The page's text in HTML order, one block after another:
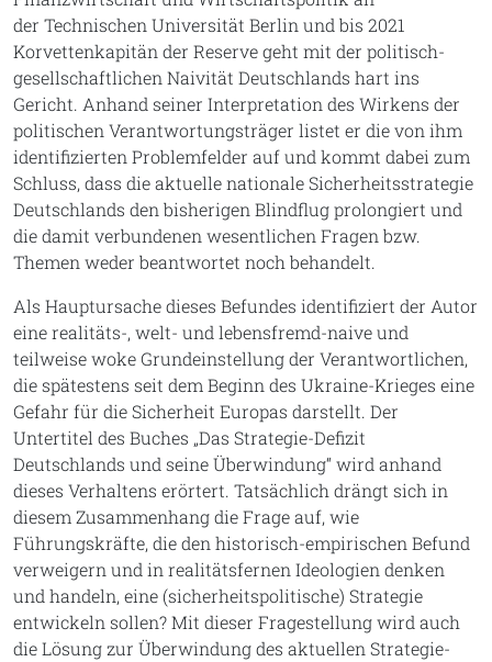
der Technischen Universität Berlin und bis 2021
Korvettenkapitän der Reserve geht mit der politisch-
gesellschaftlichen Naivität Deutschlands hart ins
Gericht. Anhand seiner Interpretation des Wirkens der
politischen Verantwortungsträger listet er die von ihm
identifizierten Problemfelder auf und kommt dabei zum
Schluss, dass die aktuelle nationale Sicherheitsstrategie
Deutschlands den bisherigen Blindflug prolongiert und
die damit verbundenen wesentlichen Fragen bzw.
Themen weder beantwortet noch behandelt.
Als Hauptursache dieses Befundes identifiziert der Autor
eine realitäts-, welt- und lebensfremd-naive und
teilweise woke Grundeinstellung der Verantwortlichen,
die spätestens seit dem Beginn des Ukraine-Krieges eine
Gefahr für die Sicherheit Europas darstellt. Der
Untertitel des Buches „Das Strategie-Defizit
Deutschlands und seine Überwindung“ wird anhand
dieses Verhaltens erörtert. Tatsächlich drängt sich in
diesem Zusammenhang die Frage auf, wie
Führungskräfte, die den historisch-empirischen Befund
verweigern und in realitätsfernen Ideologien denken
und handeln, eine (sicherheitspolitische) Strategie
entwickeln sollen? Mit dieser Fragestellung wird auch
die Lösung zur Überwindung des aktuellen Strategie-